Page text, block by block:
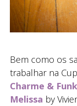
Bem como os
trabalhar na
Charme & Funk
Melissa by